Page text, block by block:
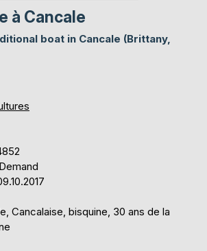
à Cancale
boat in Cancale (Brittany,
Cancalaise, bisquine, 30 ans de la